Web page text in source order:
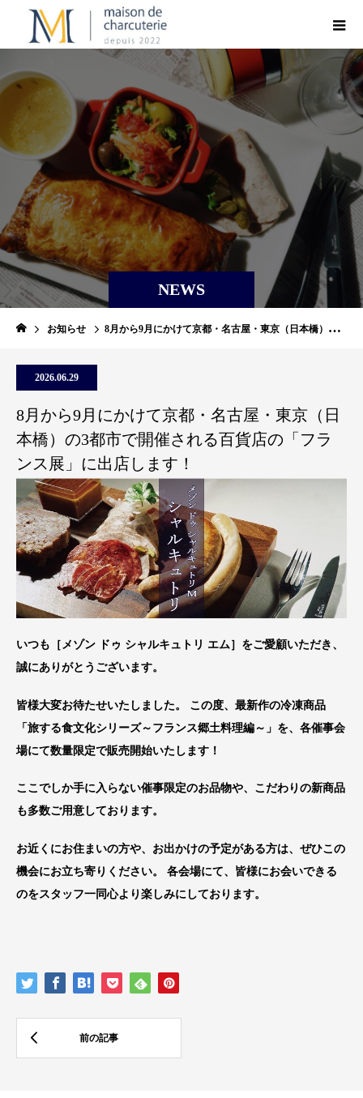
NEWS
お知らせ 8月から9月にかけて京都・名古屋・東京（日本橋）の3都市で開催される百貨店の「フランス展」に出店します！
2026.06.29
8月から9月にかけて京都・名古屋・東京（日
本橋）の3都市で開催される百貨店の「フラ
ンス展」に出店します！
いつも［メゾン ドゥ シャルキュトリ エム］をご愛顧いただき、
誠にありがとうございます。
皆様大変お待たせいたしました。 この度、最新作の冷凍商品
「旅する食文化シリーズ～フランス郷土料理編～」を、各催事会
場にて数量限定で販売開始いたします！
ここでしか手に入らない催事限定のお品物や、こだわりの新商品
も多数ご用意しております。
お近くにお住まいの方や、お出かけの予定がある方は、ぜひこの
機会にお立ち寄りください。 各会場にて、皆様にお会いできる
のをスタッフ一同心より楽しみにしております。